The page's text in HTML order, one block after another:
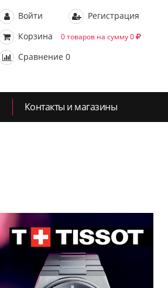
Войти
Регистрация
Корзина
0 товаров на сумму 0
Сравнение 0
Контакты и магазины